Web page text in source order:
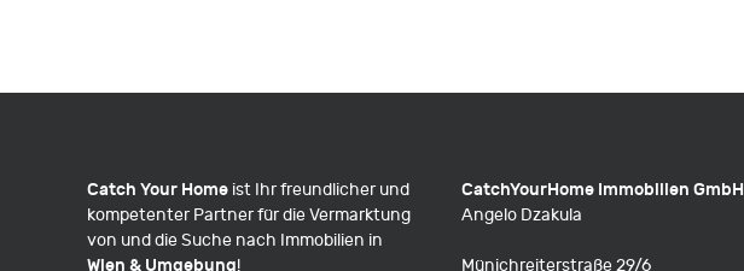
Catch Your Home ist Ihr freundlicher und
kompetenter Partner für die Vermarktung
von und die Suche nach Immobilien in
Wien & Umgebung!
CatchYourHome Immobilien GmbH
Angelo Dzakula
Münichreiterstraße 29/6